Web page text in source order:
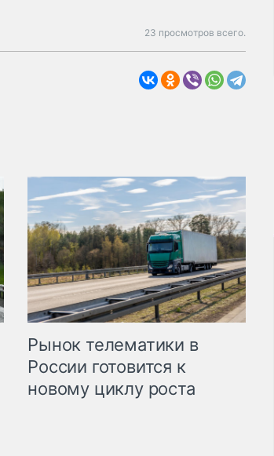
23 просмотров всего.
Рынок телематики в
России готовится к
новому циклу роста